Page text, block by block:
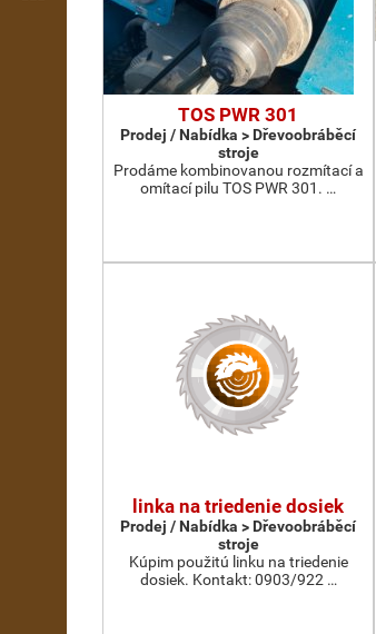
TOS PWR 301
Prodej / Nabídka > Dřevoobráběcí
stroje
Prodáme kombinovanou rozmítací a
omítací pilu TOS PWR 301. …
linka na triedenie dosiek
Prodej / Nabídka > Dřevoobráběcí
stroje
Kúpim použitú linku na triedenie
dosiek. Kontakt: 0903/922 …